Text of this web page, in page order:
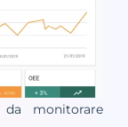
monitorare